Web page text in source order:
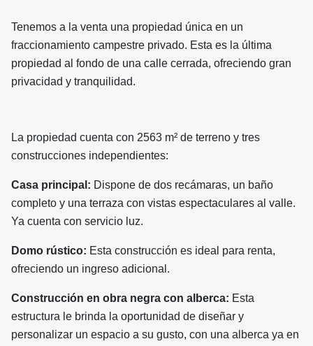
Tenemos a la venta una propiedad única en un
fraccionamiento campestre privado. Esta es la última
propiedad al fondo de una calle cerrada, ofreciendo gran
privacidad y tranquilidad.
La propiedad cuenta con 2563 m² de terreno y tres
construcciones independientes:
Casa principal: Dispone de dos recámaras, un baño
completo y una terraza con vistas espectaculares al valle.
Ya cuenta con servicio luz.
Domo rústico: Esta construcción es ideal para renta,
ofreciendo un ingreso adicional.
Construcción en obra negra con alberca: Esta
estructura le brinda la oportunidad de diseñar y
personalizar un espacio a su gusto, con una alberca ya en